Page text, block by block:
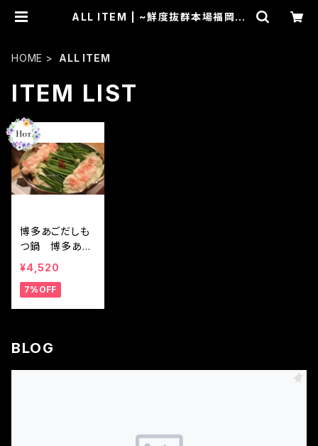
ALL ITEM | ~鮮度抜群本場福岡直
HOME
ALL ITEM
ITEM LIST
博多あごだしも
つ鍋 博多あご
だし製造元 本場
厳選九州産黒毛
和牛もつ鍋セッ
¥4,520
7%OFF
BLOG